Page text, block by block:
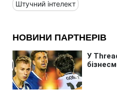
Штучний інтелект